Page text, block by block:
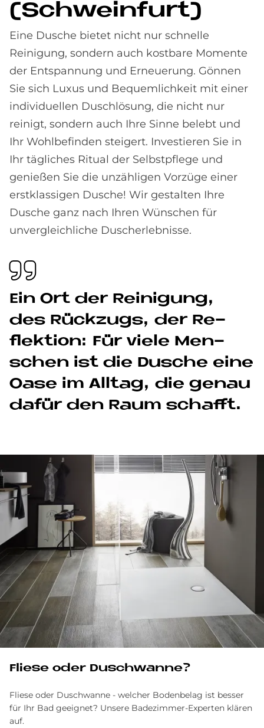
(Schwein­furt)
Eine Dusche bietet nicht nur schnelle
Reinigung, sondern auch kostbare Momente
der Entspannung und Erneuerung. Gönnen
Sie sich Luxus und Bequemlichkeit mit einer
individuellen Duschlösung, die nicht nur
reinigt, sondern auch Ihre Sinne belebt und
Ihr Wohlbefinden steigert. Investieren Sie in
Ihr tägliches Ritual der Selbstpflege und
genießen Sie die unzähligen Vorzüge einer
erstklassigen Dusche! Wir gestalten Ihre
Dusche ganz nach Ihren Wünschen für
unvergleichliche Duscherlebnisse.
Ein Ort der Rei­ni­gung,
des Rück­zu­gs, der Re­
flek­ti­on: Für vie­le Men­
schen ist die Du­sche eine
Oase im All­tag, die ge­nau
da­für den Raum schaf­ft.
Flie­se oder Dusch­wan­ne?
Fliese oder Duschwanne - welcher Bodenbelag ist besser
für Ihr Bad geeignet? Unsere Badezimmer-Experten klären
auf.